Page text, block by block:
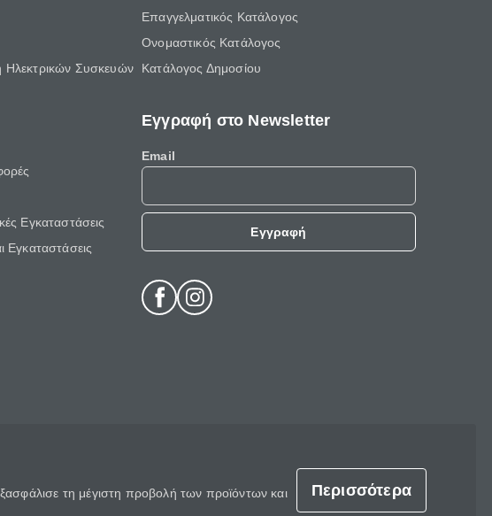
Ηλεκτρικών Συσκευών
Εγκαταστάσεις
Εγκαταστάσεις
Επαγγελματικός Κατάλογος
Ονομαστικός Κατάλογος
Κατάλογος Δημοσίου
Εγγραφή στο Newsletter
Email
Εγγραφή
τη μέγιστη προβολή των προϊόντων και
Περισσότερα